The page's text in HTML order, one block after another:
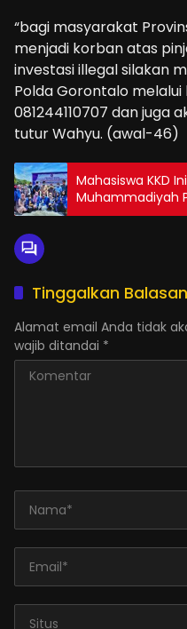
“bagi masyarakat
menjadi korban atas
investasi illegal silakan
Polda Gorontalo
081244110707 dan juga
tutur Wahyu. (awal-46)
Mahasiswa KKD
Muhammadiyah
Tinggalkan Balasan
Alamat email Anda tidak
wajib ditandai *